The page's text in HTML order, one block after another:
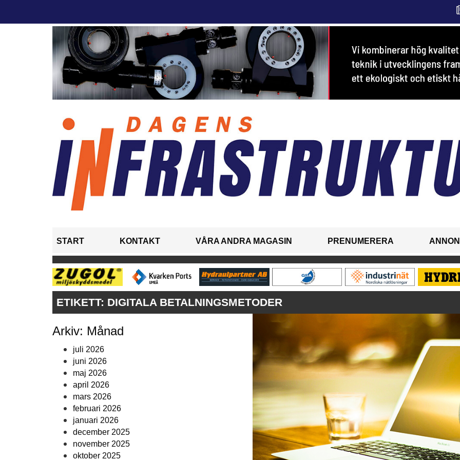
START KONTAKT VÅRA ANDRA MAGASIN PRENUMERERA
ETIKETT: DIGITALA BETALNINGSMETODER
Arkiv: Månad
juli 2026
juni 2026
maj 2026
april 2026
mars 2026
februari 2026
januari 2026
december 2025
november 2025
oktober 2025